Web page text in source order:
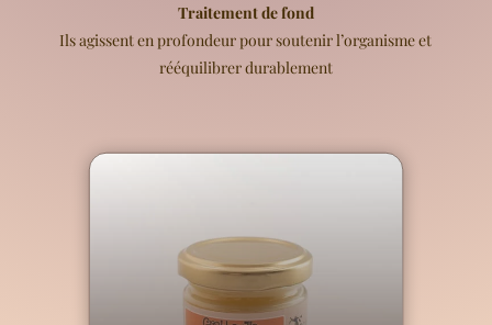
Traitement de fond
Ils agissent en profondeur pour soutenir l’organisme et
rééquilibrer durablement